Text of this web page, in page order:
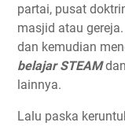
partai, pusat
masjid atau
dan kemudian
belajar STEAM
lainnya.
Lalu paska